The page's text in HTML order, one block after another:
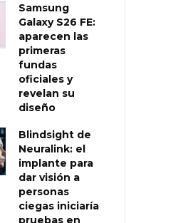
Samsung
Galaxy S26 FE:
aparecen las
primeras
fundas
oficiales y
revelan su
diseño
Blindsight de
Neuralink: el
implante para
dar visión a
personas
ciegas iniciaría
pruebas en